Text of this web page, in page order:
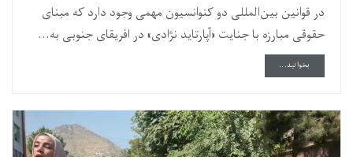
در قوانین بین‌المللی دو کنوانسیون مهمی وجود دارد که مبنای
حقوقی مبارزه با جنایت «آپارتاید نژادی» در افریقای جنوبی به...
بخوانید...